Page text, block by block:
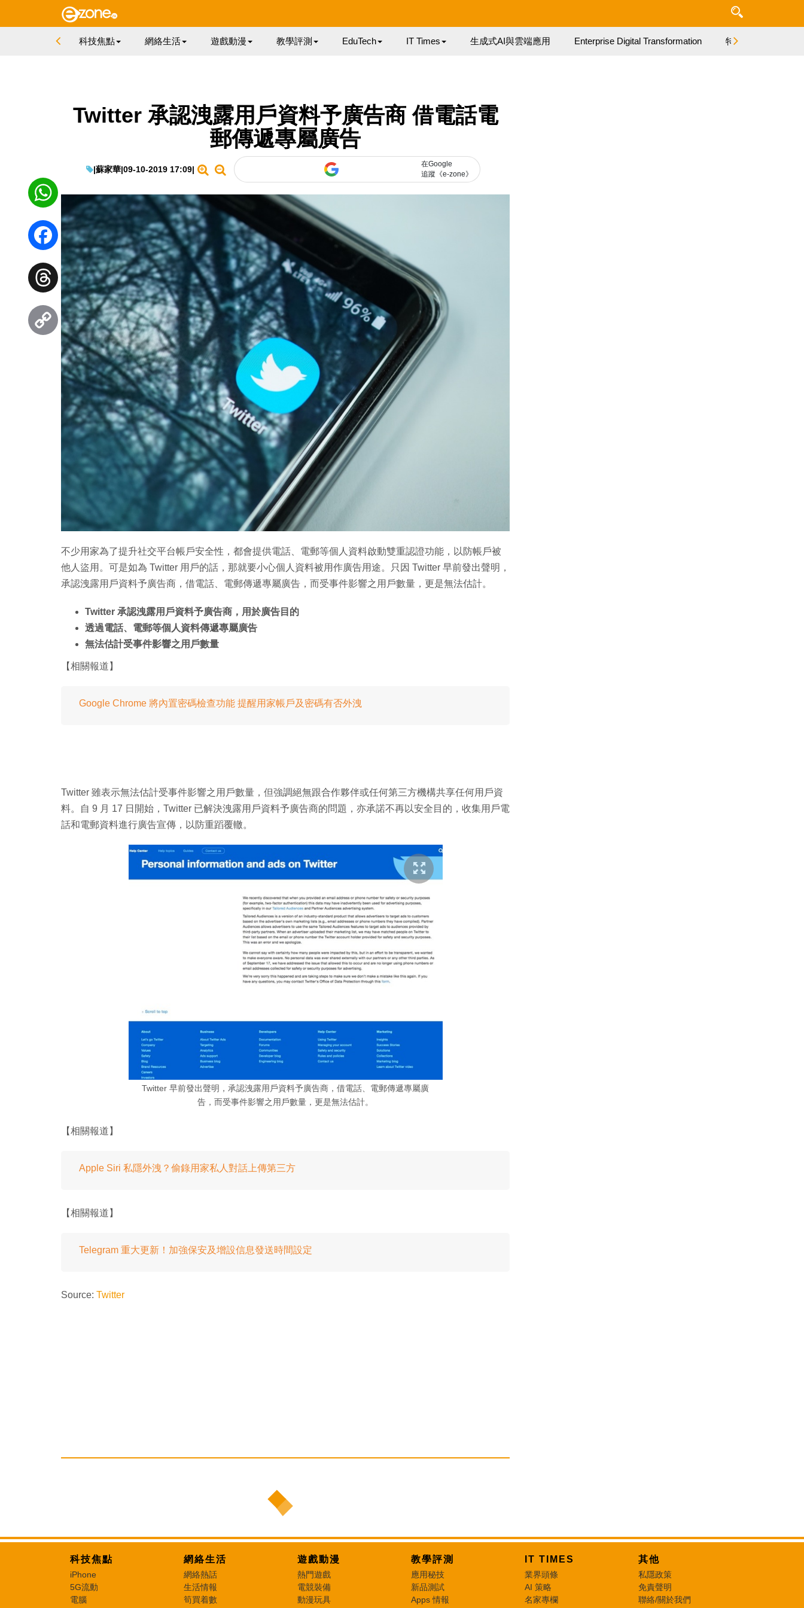
科技焦點 網絡生活 遊戲動漫 教學評測 EduTech IT Times 生成式AI與雲端應用 Enterprise Digital Transformation 特集
Twitter 承認洩露用戶資料予廣告商 借電話電
郵傳遞專屬廣告
|蘇家華|09-10-2019 17:09|
在Google
追蹤《e-zone》
不少用家為了提升社交平台帳戶安全性，都會提供電話、電郵等個人資料啟動雙重認證功能，以防帳戶被
他人盜用。可是如為 Twitter 用戶的話，那就要小心個人資料被用作廣告用途。只因 Twitter 早前發出聲明，
承認洩露用戶資料予廣告商，借電話、電郵傳遞專屬廣告，而受事件影響之用戶數量，更是無法估計。
Twitter 承認洩露用戶資料予廣告商，用於廣告目的
透過電話、電郵等個人資料傳遞專屬廣告
無法估計受事件影響之用戶數量
【相關報道】
Google Chrome 將內置密碼檢查功能 提醒用家帳戶及密碼有否外洩
Twitter 雖表示無法估計受事件影響之用戶數量，但強調絕無跟合作夥伴或任何第三方機構共享任何用戶資
料。自 9 月 17 日開始，Twitter 已解決洩露用戶資料予廣告商的問題，亦承諾不再以安全目的，收集用戶電
話和電郵資料進行廣告宣傳，以防重蹈覆轍。
Twitter 早前發出聲明，承認洩露用戶資料予廣告商，借電話、電郵傳遞專屬廣
告，而受事件影響之用戶數量，更是無法估計。
【相關報道】
Apple Siri 私隱外洩？偷錄用家私人對話上傳第三方
【相關報道】
Telegram 重大更新！加強保安及增設信息發送時間設定
Source: Twitter
WhatsApp
Facebook
Threads
Copy
Link
科技焦點
iPhone
5G流動
電腦
網絡生活
網絡熱話
生活情報
筍買着數
遊戲動漫
熱門遊戲
電競裝備
動漫玩具
教學評測
應用秘技
新品測試
Apps 情報
IT TIMES
業界頭條
AI 策略
名家專欄
其他
私隱政策
免責聲明
聯絡/關於我們